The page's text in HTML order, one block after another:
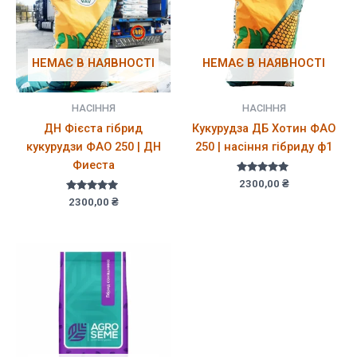
НЕМАЄ В НАЯВНОСТІ
НАСІННЯ
ДН Фієста гібрид
кукурудзи ФАО 250 | ДН
Фиеста
Оцінено в
5.00
2300,00 ₴
НЕМАЄ В НАЯВНОСТІ
НАСІННЯ
Кукурудза ДБ Хотин ФАО
250 | насіння гібриду ф1
Оцінено в
5.00
2300,00 ₴